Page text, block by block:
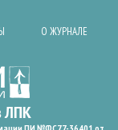
О ЖУРНАЛЕ